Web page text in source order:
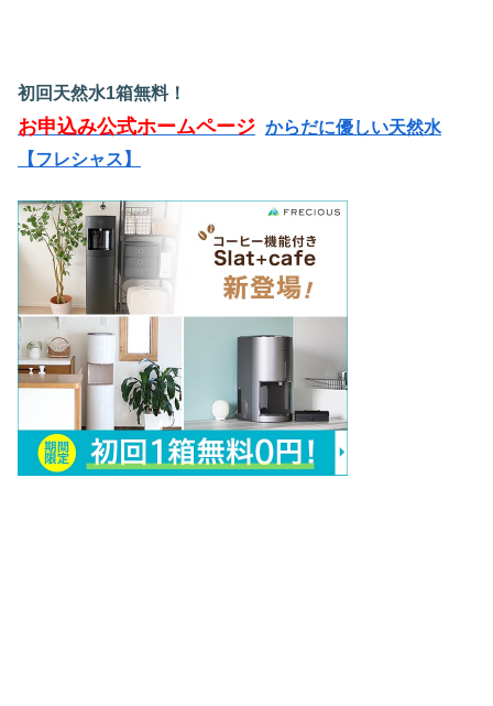
初回天然水1箱無料！
お申込み公式ホームページ からだに優しい天然水
【フレシャス】